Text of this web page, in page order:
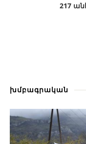
217
խմբագրական